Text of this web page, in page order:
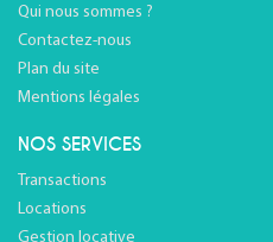
Qui nous sommes ?
Contactez-nous
Plan du site
Mentions légales
NOS SERVICES
Transactions
Locations
Gestion locative